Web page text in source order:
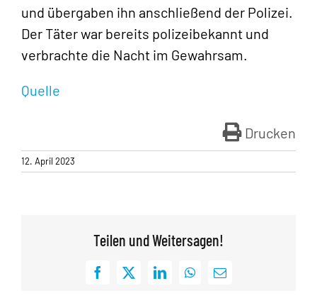
und übergaben ihn anschließend der Polizei.
Der Täter war bereits polizeibekannt und
verbrachte die Nacht im Gewahrsam.
Quelle
Drucken
12. April 2023
Teilen und Weitersagen!
Facebook
X LinkedInWhatsApp
E-